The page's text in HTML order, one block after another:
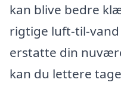
kan blive bedre
rigtige luft-til-
erstatte din
kan du lettere